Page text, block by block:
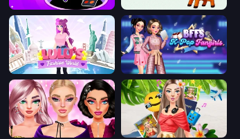
Make Up Hole Draw Missing Part | DOP Puzzle
Lulu's Fashion World BFFs K-Pop Fangirls
New Year Makeup Trends Travel with Me: ASMR Edition